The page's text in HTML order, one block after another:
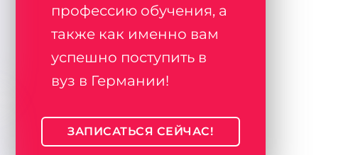
профессию обучения, а
также как именно вам
успешно поступить в
вуз в Германии!
ЗАПИСАТЬСЯ СЕЙЧАС!